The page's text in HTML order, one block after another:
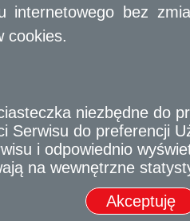
niepełnosprawnych oraz nie
stanu środowiska, po spełnieniu
administracji architektoniczno-
i wyrys z miejscowego planu
obiektu oraz w miarę
mieć wpływ na środowisko lub
z uwzględnieniem istniejącej i
rozwiązań zamiennych.
rejestru zabytków oraz innych obiektów
od potrzeb pozytywna opinia
internetowego bez
cookies.
niezbędne do
Serwisu do preferencji
i odpowiednio
na wewnętrzne
Akceptuję